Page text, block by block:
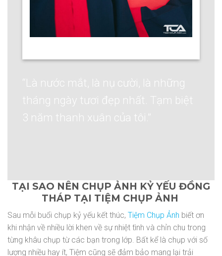
“Là nước mắt, là nụ cười, là những
tháng ngày tươi đẹp nhất. Tạm biệt
3 năm thanh xuân của tôi.”
TẠI SAO NÊN CHỤP ẢNH KỶ YẾU ĐỒNG
THÁP TẠI TIỆM CHỤP ẢNH
Sau mỗi buổi chụp kỷ yếu kết thúc, Tiệm Chụp Ảnh biết ơn
khi nhận về nhiều lời khen về sự nhiệt tình và chỉn chu trong
từng khâu chụp từ các bạn trong lớp. Bất kể là chụp với số
lượng nhiều hay ít, Tiệm cũng sẽ đảm bảo mang lại trải